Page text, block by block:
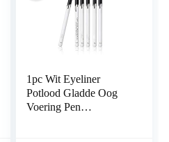
1pc Wit Eyeliner
Potlood Gladde Oog
Voering Pen